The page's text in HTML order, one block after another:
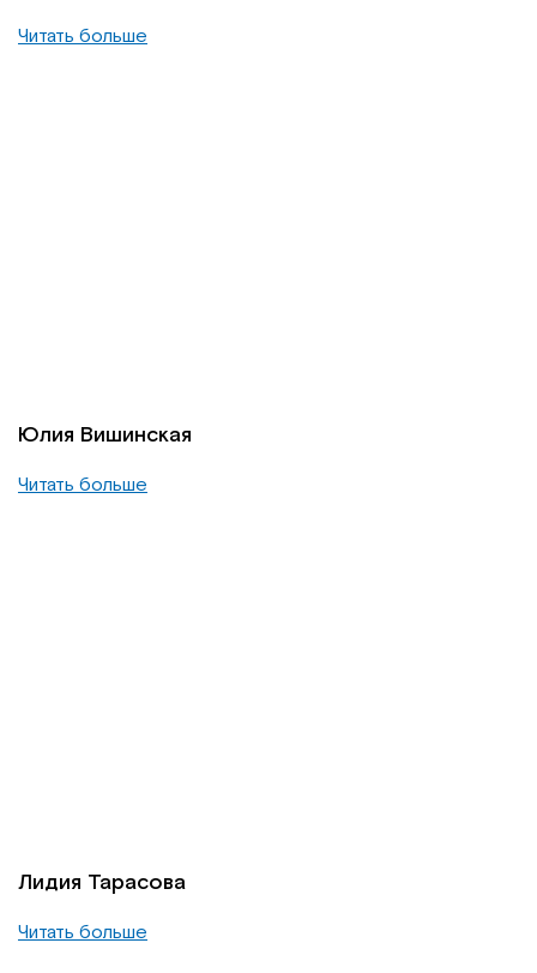
Читать больше
Юлия Вишинская
Читать больше
Лидия Тарасова
Читать больше